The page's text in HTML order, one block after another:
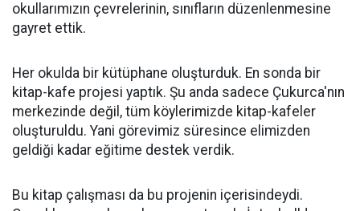
okullarımızın çevrelerinin, sınıfların düzenlenmesine
gayret ettik.
Her okulda bir kütüphane oluşturduk. En sonda bir
kitap-kafe projesi yaptık. Şu anda sadece Çukurca'nın
merkezinde değil, tüm köylerimizde kitap-kafeler
oluşturuldu. Yani görevimiz süresince elimizden
geldiği kadar eğitime destek verdik.
Bu kitap çalışması da bu projenin içerisindeydi.